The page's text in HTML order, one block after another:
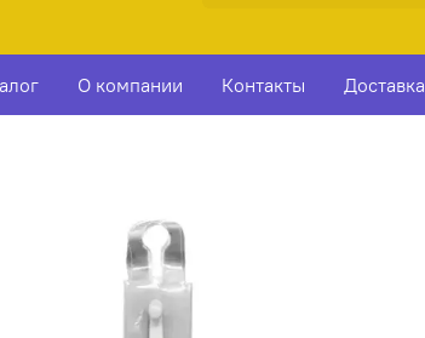
О компании Контакты Доставка